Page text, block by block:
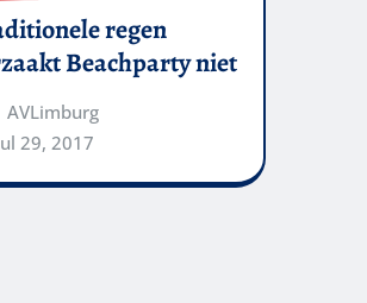
regen
Beachparty niet
AVLimburg
29, 2017